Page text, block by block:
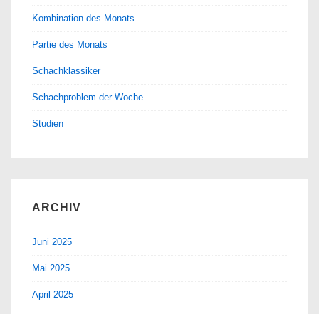
Kombination des Monats
Partie des Monats
Schachklassiker
Schachproblem der Woche
Studien
ARCHIV
Juni 2025
Mai 2025
April 2025